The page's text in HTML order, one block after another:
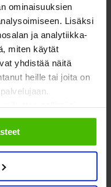
ominaisuuksien
Lisäksi
ja analytiikka-
miten käytät
yhdistää näitä
heille tai joita on
sallimiisi
& kansainvälinen työ
Eduskuntavaalit
Kunta- ja aluevaalit